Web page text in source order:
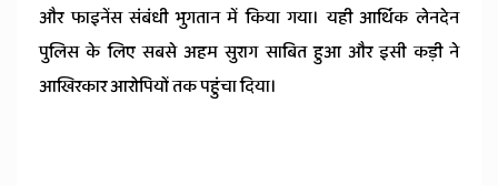
और फाइनेंस संबंधी भुगतान में किया गया। यही आर्थिक लेनदेन
पुलिस के लिए सबसे अहम सुराग साबित हुआ और इसी कड़ी ने
आखिरकार आरोपियों तक पहुंचा दिया।